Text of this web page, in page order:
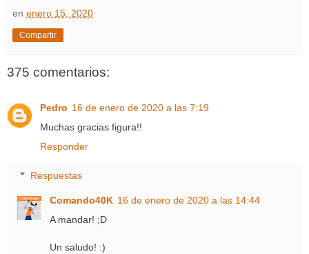
en enero 15, 2020
Compartir
375 comentarios:
Pedro 16 de enero de 2020 a las 7:19
Muchas gracias figura!!
Responder
Respuestas
Comando40K 16 de enero de 2020 a las 14:44
A mandar! ;D
Un saludo! :)